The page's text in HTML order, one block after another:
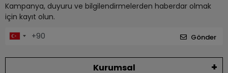
Kampanya, duyuru ve bilgilendirmelerden haberdar olmak
için kayıt olun.
Gönder
Kurumsal